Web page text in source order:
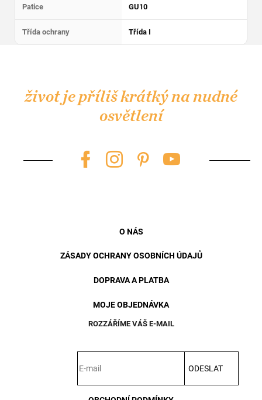
Patice GU10
Třída ochrany Třída I
život je příliš krátký na nudné
osvětlení
O NÁS
ZÁSADY OCHRANY OSOBNÍCH ÚDAJŮ
DOPRAVA A PLATBA
MOJE OBJEDNÁVKA
ROZZÁŘÍME VÁŠ E-MAIL
ODESLAT